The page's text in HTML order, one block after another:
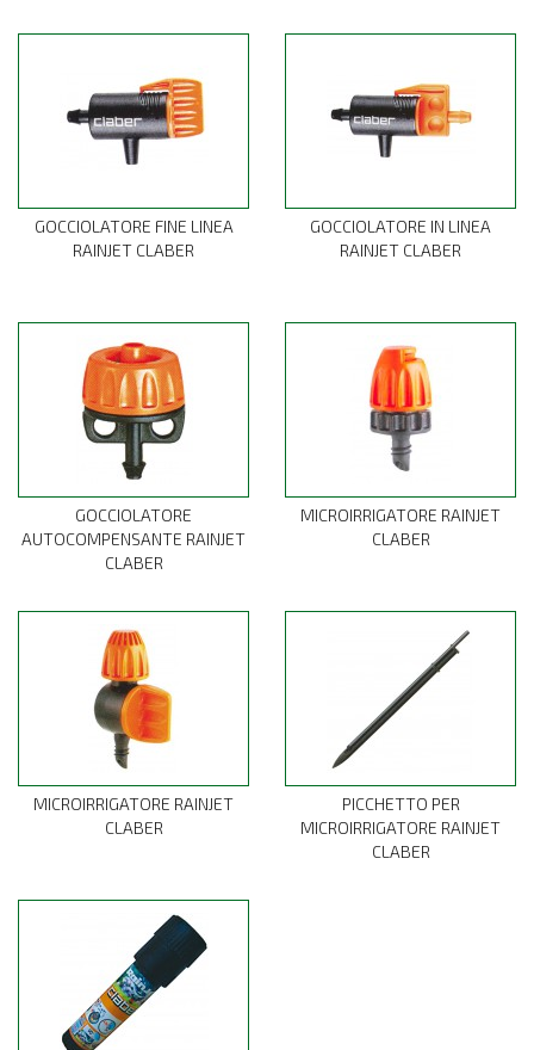
GOCCIOLATORE FINE LINEA
RAINJET CLABER
GOCCIOLATORE IN LINEA
RAINJET CLABER
GOCCIOLATORE
AUTOCOMPENSANTE RAINJET
CLABER
MICROIRRIGATORE RAINJET
CLABER
MICROIRRIGATORE RAINJET
CLABER
PICCHETTO PER
MICROIRRIGATORE RAINJET
CLABER